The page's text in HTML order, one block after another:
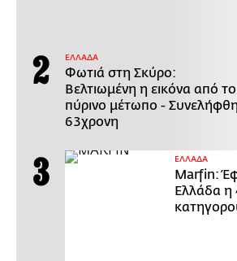
ΕΛΛΑΔΑ
Φωτιά στη Σκύρο:
Βελτιωμένη η εικόνα από το
πύρινο μέτωπο - Συνελήφθη
63χρονη
ΕΛΛΑΔΑ
Marfin:
Ελλάδα η